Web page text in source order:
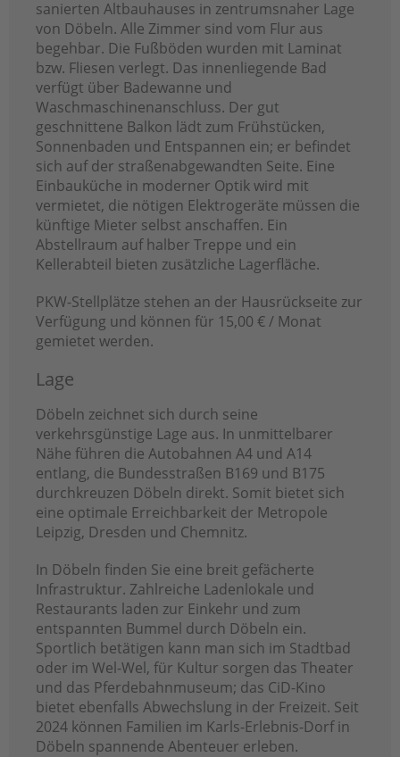
sanierten Altbauhauses in zentrumsnaher Lage
von Döbeln. Alle Zimmer sind vom Flur aus
begehbar. Die Fußböden wurden mit Laminat
bzw. Fliesen verlegt. Das innenliegende Bad
verfügt über Badewanne und
Waschmaschinenanschluss. Der gut
geschnittene Balkon lädt zum Frühstücken,
Sonnenbaden und Entspannen ein; er befindet
sich auf der straßenabgewandten Seite. Eine
Einbauküche in moderner Optik wird mit
vermietet, die nötigen Elektrogeräte müssen die
künftige Mieter selbst anschaffen. Ein
Abstellraum auf halber Treppe und ein
Kellerabteil bieten zusätzliche Lagerfläche.
PKW-Stellplätze stehen an der Hausrückseite zur
Verfügung und können für 15,00 € / Monat
gemietet werden.
Lage
Döbeln zeichnet sich durch seine
verkehrsgünstige Lage aus. In unmittelbarer
Nähe führen die Autobahnen A4 und A14
entlang, die Bundesstraßen B169 und B175
durchkreuzen Döbeln direkt. Somit bietet sich
eine optimale Erreichbarkeit der Metropole
Leipzig, Dresden und Chemnitz.
In Döbeln finden Sie eine breit gefächerte
Infrastruktur. Zahlreiche Ladenlokale und
Restaurants laden zur Einkehr und zum
entspannten Bummel durch Döbeln ein.
Sportlich betätigen kann man sich im Stadtbad
oder im Wel-Wel, für Kultur sorgen das Theater
und das Pferdebahnmuseum; das CiD-Kino
bietet ebenfalls Abwechslung in der Freizeit. Seit
2024 können Familien im Karls-Erlebnis-Dorf in
Döbeln spannende Abenteuer erleben.